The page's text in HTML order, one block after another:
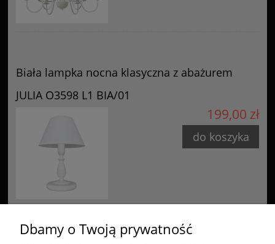
Biała lampka nocna klasyczna z abażurem
JULIA O3598 L1 BIA/01
199,00 zł
do koszyka
Dbamy o Twoją prywatność